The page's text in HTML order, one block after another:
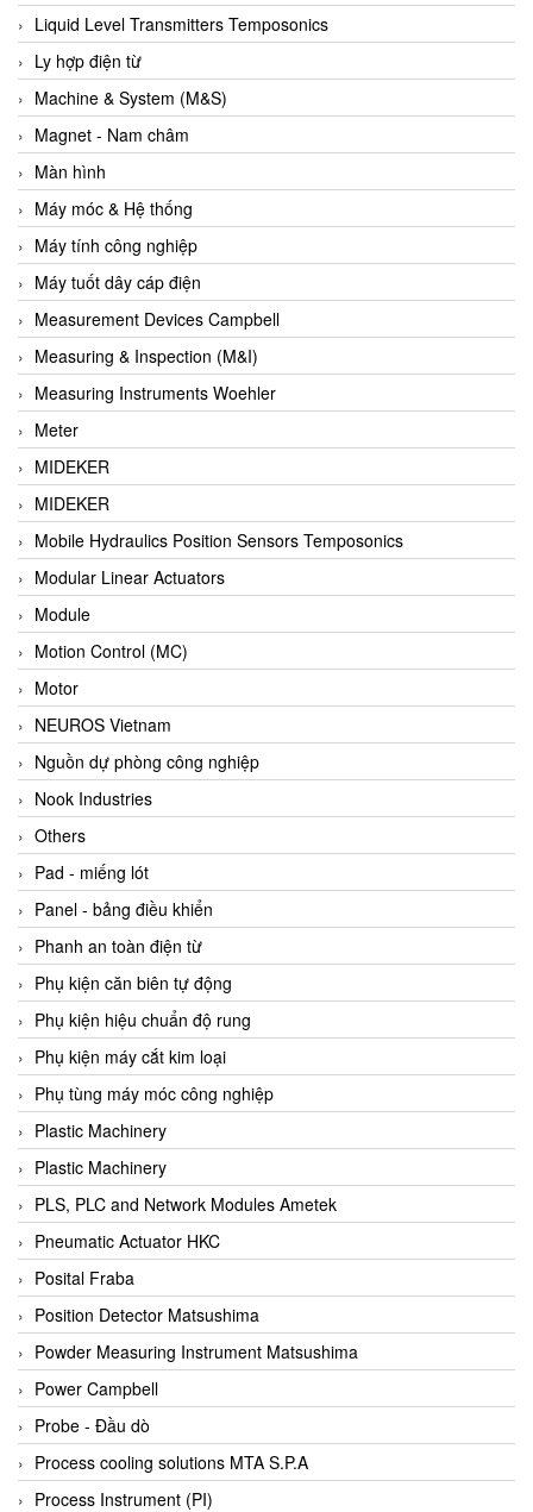
B&C Electronics
B&R
Babcok wilcox
Baelz Automatic Vietnam
Bahr Modultechnik Vietnam
Balluff
BamBo Vietnam
Barel Vietnam
Barksdale
Bartec
Basco
Baumer
Baumuller Vietnam
Baykee
BBC Bircher Smart Access
BCS ITALY
BEA SENSORS
Beacon Extender
Beckhoff
Bedook
Bei Sensor
Beijer
Beinlich-pumps
Beka
BEKO
Belimo
Benetech Vietnam
Bently Nevada
Bentone Vietnam
Bernstein Vietnam
Berthold
Bestech
Bestech
BETA
Bifold
Bihl+wiedemann
Bihl+wiedemann
Bilz
Binder Connector
Biotech
BirdX Vietnam
Liquid Level Transmitters Temposonics
Ly hợp điện từ
Machine & System (M&S)
Magnet - Nam châm
Màn hình
Máy móc & Hệ thống
Máy tính công nghiệp
Máy tuốt dây cáp điện
Measurement Devices Campbell
Measuring & Inspection (M&I)
Measuring Instruments Woehler
Meter
MIDEKER
MIDEKER
Mobile Hydraulics Position Sensors Temposonics
Modular Linear Actuators
Module
Motion Control (MC)
Motor
NEUROS Vietnam
Nguồn dự phòng công nghiệp
Nook Industries
Others
Pad - miếng lót
Panel - bảng điều khiển
Phanh an toàn điện từ
Phụ kiện căn biên tự động
Phụ kiện hiệu chuẩn độ rung
Phụ kiện máy cắt kim loại
Phụ tùng máy móc công nghiệp
Plastic Machinery
Plastic Machinery
PLS, PLC and Network Modules Ametek
Pneumatic Actuator HKC
Posital Fraba
Position Detector Matsushima
Powder Measuring Instrument Matsushima
Power Campbell
Probe - Đầu dò
Process cooling solutions MTA S.P.A
Process Instrument (PI)